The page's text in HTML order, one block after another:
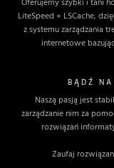
Oferujemy szybki i tani
LiteSpeed + LSCache,
z systemu zarządzania
internetowe
BĄDŹ
Naszą pasją jest
zarządzanie nim za
rozwiązań
Zaufaj